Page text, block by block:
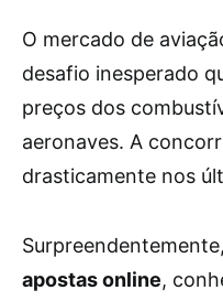
O mercado de
desafio inesperado
preços dos
aeronaves. A
drasticamente nos
apostas online,